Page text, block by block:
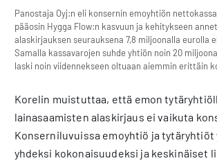
Panostaja Oyj:n eli konsernin emoyhtiön
pääosin Hygga Flow:n kasvuun ja kehitykseen
alaskirjauksen seurauksena 7,8 miljoonalla eurolla
Samalla kassavarojen suhde yhtiön noin 20
laski noin viidennekseen oltuaan aiemmin erittäin
Korelin muistuttaa, että emon
lainasaamisten alaskirjaus ei vaikuta
Konserniluvuissa emoyhtiö ja tytäryhtiöt
yhdeksi kokonaisuudeksi ja keskinäiset